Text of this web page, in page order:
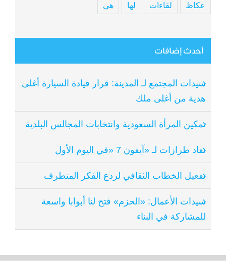
عكاظ لقاءات لها هي
أحدث إضافات
سيدات المجتمع لـ المدينة: قرار قيادة السيارة أغلى
هدية من أغلى ملك
تمكين المرأة السعودية وانتخابات المجالس البلدية
نفاد طرازات لـ «آيفون 7 «في اليوم الأول
تفعيل الخطاب الثقافي لردع الفكر المتطرف
سيدات الأعمال: «الحزم» فتح لنا أبوابا واسعة
للمشاركة في البناء